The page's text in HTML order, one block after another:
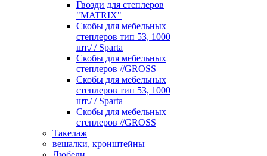
Гвозди для степлеров
"MATRIX"
Скобы для мебельных
степлеров тип 53, 1000
шт./ / Sparta
Скобы для мебельных
степлеров //GROSS
Скобы для мебельных
степлеров тип 53, 1000
шт./ / Sparta
Скобы для мебельных
степлеров //GROSS
Такелаж
вешалки, кронштейны